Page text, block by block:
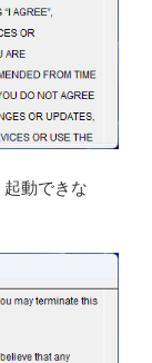
動できな